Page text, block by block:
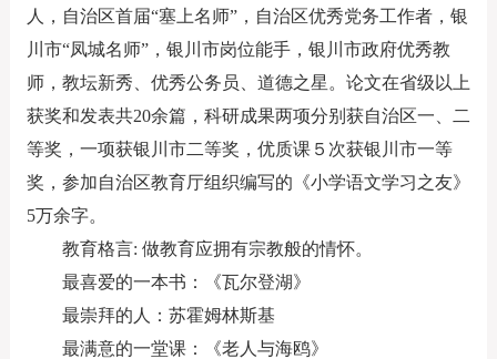
人，自治区首届“塞上名师”，自治区优秀党务工作者，银
川市“凤城名师”，银川市岗位能手，银川市政府优秀教
师，教坛新秀、优秀公务员、道德之星。论文在省级以上
获奖和发表共20余篇，科研成果两项分别获自治区一、二
等奖，一项获银川市二等奖，优质课５次获银川市一等
奖，参加自治区教育厅组织编写的《小学语文学习之友》
5万余字。
教育格言: 做教育应拥有宗教般的情怀。
最喜爱的一本书：《瓦尔登湖》
最崇拜的人：苏霍姆林斯基
最满意的一堂课：《老人与海鸥》